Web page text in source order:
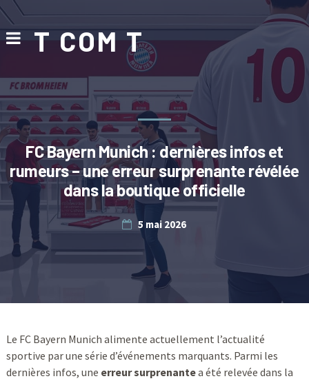
T COM T
FC Bayern Munich : dernières infos et
rumeurs – une erreur surprenante révélée
dans la boutique officielle
5 mai 2026
Le FC Bayern Munich alimente actuellement l’actualité
sportive par une série d’événements marquants. Parmi les
dernières infos, une erreur surprenantea été relevée dans la